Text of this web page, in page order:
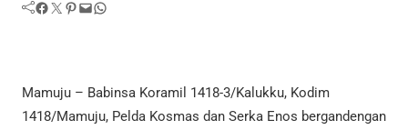
Facebook Twitter Pinterest Mail WhatsApp
Mamuju – Babinsa Koramil 1418-3/Kalukku, Kodim
1418/Mamuju, Pelda Kosmas dan Serka Enos bergandengan